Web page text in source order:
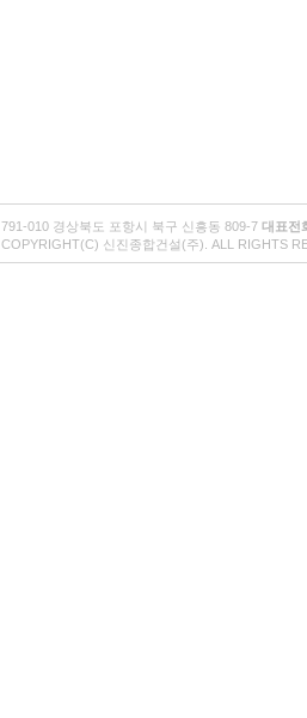
791-010 경상북도 포항시 북구 신흥동 809-7 대표전
COPYRIGHT(C) 신진종합건설(주). ALL RIGHTS